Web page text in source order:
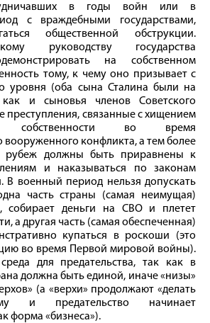
в годы вой­н или в
с враждебными государствами,
общественной обструкции.
руководству государства
на собственном
тому, к чему оно призывает с
уровня (оба сына Сталина были на
и сыновья членов Советского
преступления, связанные с хищением
собственности во время
вооруженного конфликта, а тем более
рубеж должны быть приравнены к
и наказываться по законам
В военный период нельзя допускать
часть страны (самая неимущая)
собирает деньги на СВО и плетет
а другая часть (самая обеспеченная)
купаться в роскоши (это
во время Первой мировой вой­ны).
для предательства, так как в
должна быть единой, иначе «низы»
(а «верхи» продолжают «делать
и предательство начинает
форма «бизнеса»).